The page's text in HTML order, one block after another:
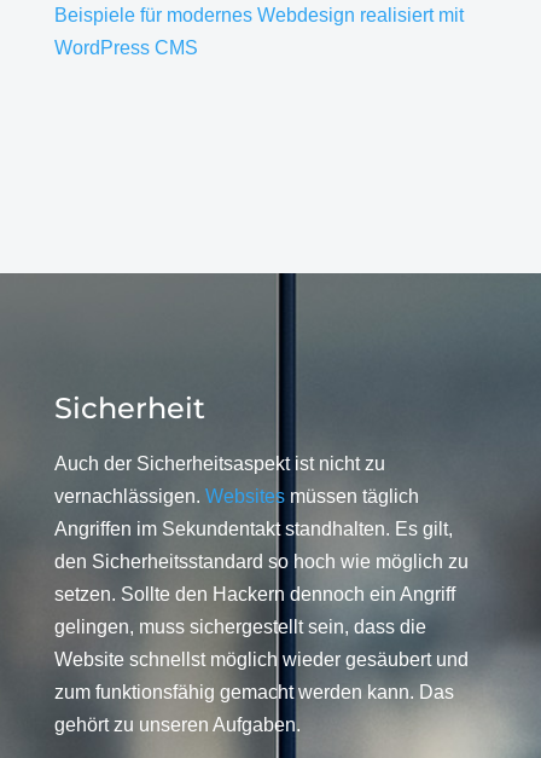
Beispiele für modernes Webdesign realisiert mit
WordPress CMS
Sicherheit
Auch der Sicherheitsaspekt ist nicht zu
vernachlässigen. Websitesmüssen täglich
Angriffen im Sekundentakt standhalten. Es gilt,
den Sicherheitsstandard so hoch wie möglich zu
setzen. Sollte den Hackern dennoch ein Angriff
gelingen, muss sichergestellt sein, dass die
Website schnellst möglich wieder gesäubert und
zum funktionsfähig gemacht werden kann. Das
gehört zu unseren Aufgaben.